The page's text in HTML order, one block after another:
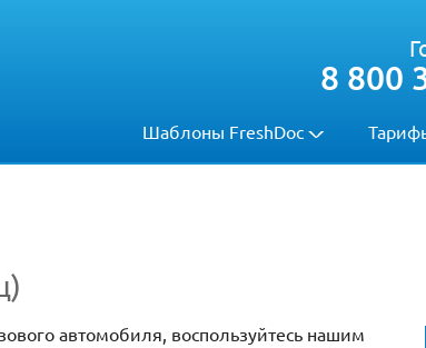
Шаблоны FreshDoc
8 800
автомобиля, воспользуйтесь нашим